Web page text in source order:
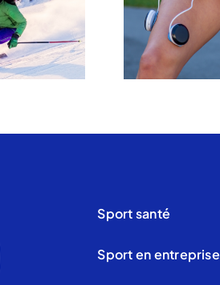
Sport santé
Sport en entreprise